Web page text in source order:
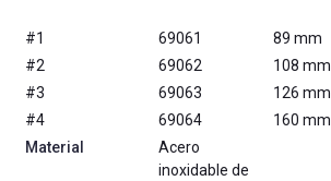
#1
69061 89 mm
#2
69062 108 mm
#3
69063 126 mm
#4
69064 160 mm
Material
Acero
inoxidable de